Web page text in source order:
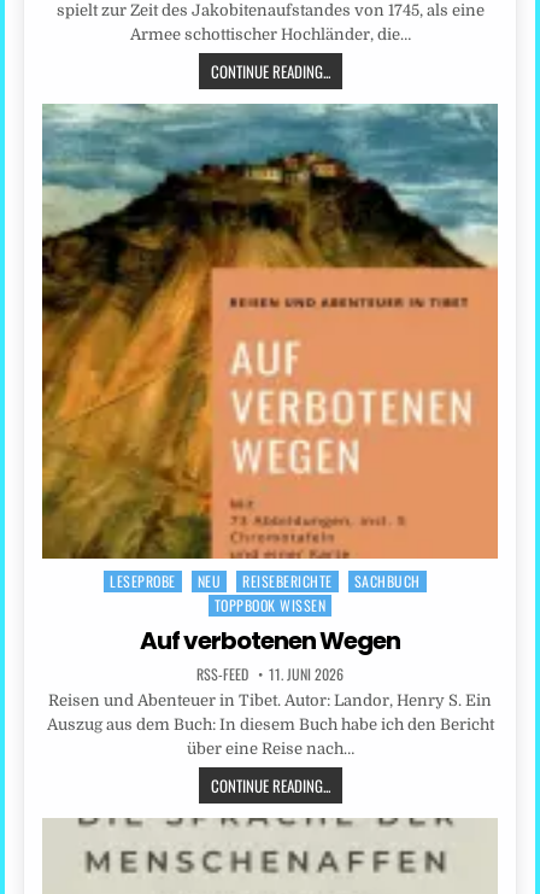
spielt zur Zeit des Jakobitenaufstandes von 1745, als eine
Armee schottischer Hochländer, die…
CONTINUE READING...
Posted
LESEPROBE NEU REISEBERICHTE
SACHBUCH
TOPPBOOK WISSEN
Auf verbotenen Wegen
RSS-FEED 11. JUNI 2026
Reisen und Abenteuer in Tibet. Autor: Landor, Henry S. Ein
Auszug aus dem Buch: In diesem Buch habe ich den Bericht
über eine Reise nach…
CONTINUE READING...